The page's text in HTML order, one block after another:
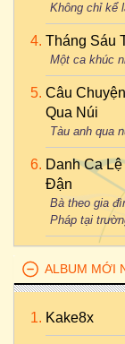
Không chỉ kể
Tháng Sáu
Một ca khúc
Câu
Qua Núi
Tàu anh qua
Danh Ca
Đận
Bà theo gia
Pháp tại
ALBUM MỚI
Kake8x